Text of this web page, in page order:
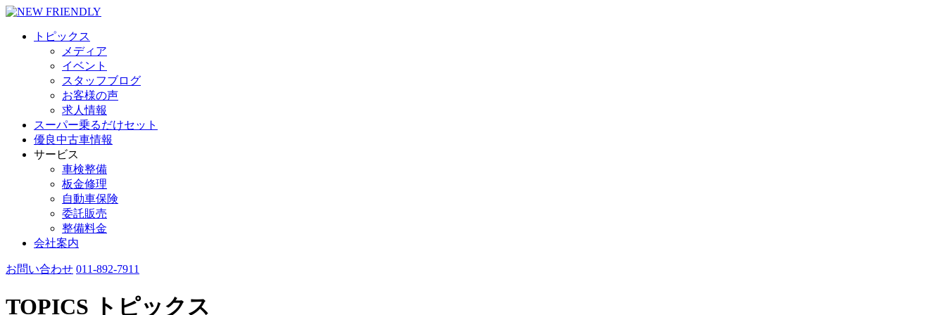
トピックス
メディア
イベント
スタッフブログ
お客様の声
求人情報
スーパー乗るだけセット
優良中古車情報
サービス
車検整備
板金修理
自動車保険
委託販売
整備料金
会社案内
お問い合わせ 011-892-7911
TOPICS トピックス